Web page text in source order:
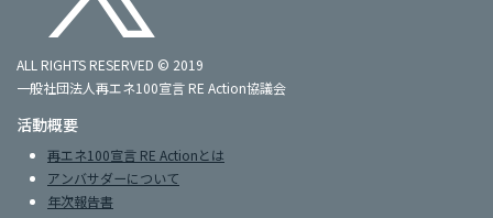
ALL RIGHTS RESERVED © 2019
一般社団法人再エネ100宣言 RE Action協議会
活動概要
再エネ100宣言 RE Actionとは
アンバサダーについて
年次報告書